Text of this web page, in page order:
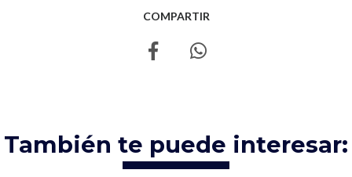
COMPARTIR
También te puede interesar: